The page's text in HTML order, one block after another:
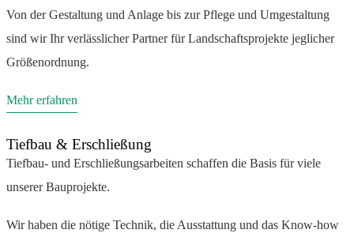
Von der Gestaltung und Anlage bis zur Pflege und Umgestaltung
sind wir Ihr verlässlicher Partner für Landschaftsprojekte jeglicher
Größenordnung.
Mehr erfahren
Tiefbau & Erschließung
Tiefbau- und Erschließungsarbeiten schaffen die Basis für viele
unserer Bauprojekte.
Wir haben die nötige Technik, die Ausstattung und das Know-how